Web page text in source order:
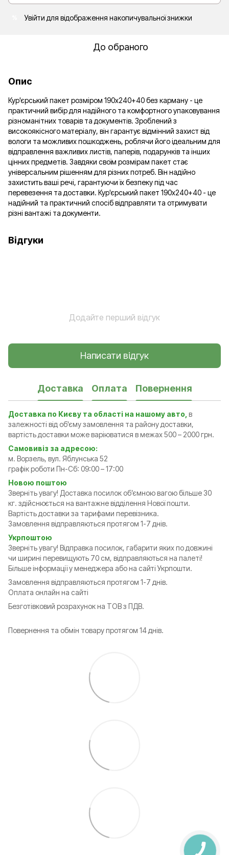
Увійти для відображення накопичувальної знижки
До обраного
Опис
Кур'єрський пакет розміром 190х240+40 без карману - це
практичний вибір для надійного та комфортного упаковування
різноманітних товарів та документів. Зроблений з
високоякісного матеріалу, він гарантує відмінний захист від
вологи та можливих пошкоджень, роблячи його ідеальним для
відправлення важливих листів, паперів, подарунків та інших
цінних предметів. Завдяки своїм розмірам пакет стає
універсальним рішенням для різних потреб. Він надійно
захистить ваші речі, гарантуючи їх безпеку під час
перевезення та доставки. Кур'єрський пакет 190х240+40 - це
надійний та практичний спосіб відправляти та отримувати
різні вантажі та документи.
Відгуки
Додайте перший відгук
Написати відгук
Доставка Оплата Повернення
Доставка по Києву та області на нашому авто, в
залежності від об'єму замовлення та району доставки,
вартість доставки може варіюватися в межах 500 – 2000 грн.
Самовивіз за адресою:
м. Ворзель, вул. Яблунська 52
графік роботи Пн-Сб: 09:00 – 17:00
Новою поштою
Зверніть увагу! Доставка посилок обʼємною вагою більше 30
кг. здійснюється на вантажне відділення Нової пошти.
Вартість доставки за тарифами перевізника.
Замовлення відправляються протягом 1-7 днів.
Укрпоштою
Зверніть увагу! Відправка посилок, габарити яких по довжині
чи ширині перевищують 70 см, відправляються на палеті!
Більше інформації у менеджера або на сайті Укрпошти.
Замовлення відправляються протягом 1-7 днів.
Оплата онлайн на сайті
Безготівковий розрахунок на ТОВ з ПДВ.
Повернення та обмін товару протягом 14 днів.